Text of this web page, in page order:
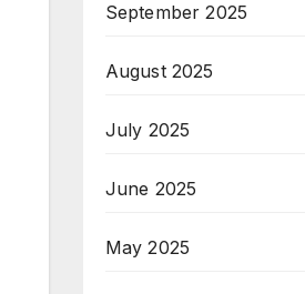
September 2025
August 2025
July 2025
June 2025
May 2025